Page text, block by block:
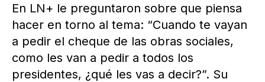
En LN+ le preguntaron sobre que piensa
hacer en torno al tema: “Cuando te vayan
a pedir el cheque de las obras sociales,
como les van a pedir a todos los
presidentes, ¿qué les vas a decir?”. Su